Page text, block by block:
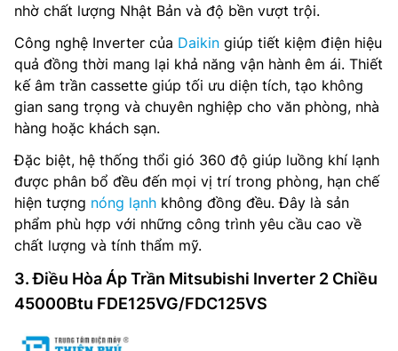
nhờ chất lượng Nhật Bản và độ bền vượt trội.
Công nghệ Inverter của Daikin giúp tiết kiệm điện hiệu
quả đồng thời mang lại khả năng vận hành êm ái. Thiết
kế âm trần cassette giúp tối ưu diện tích, tạo không
gian sang trọng và chuyên nghiệp cho văn phòng, nhà
hàng hoặc khách sạn.
Đặc biệt, hệ thống thổi gió 360 độ giúp luồng khí lạnh
được phân bổ đều đến mọi vị trí trong phòng, hạn chế
hiện tượng nóng lạnh không đồng đều. Đây là sản
phẩm phù hợp với những công trình yêu cầu cao về
chất lượng và tính thẩm mỹ.
3. Điều Hòa Áp Trần Mitsubishi Inverter 2 Chiều
45000Btu FDE125VG/FDC125VS